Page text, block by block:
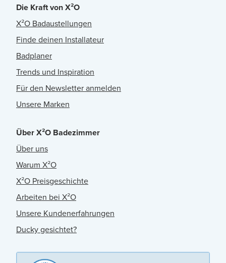
Die Kraft von X²O
X²O Badaustellungen
Finde deinen Installateur
Badplaner
Trends und Inspiration
Für den Newsletter anmelden
Unsere Marken
Über X²O Badezimmer
Über uns
Warum X²O
X²O Preisgeschichte
Arbeiten bei X²O
Unsere Kundenerfahrungen
Ducky gesichtet?